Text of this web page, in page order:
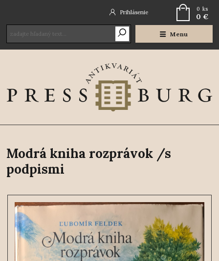
Menu
Prihlásenie 0 ks
0 €
Modrá kniha rozprávok /s
podpismi